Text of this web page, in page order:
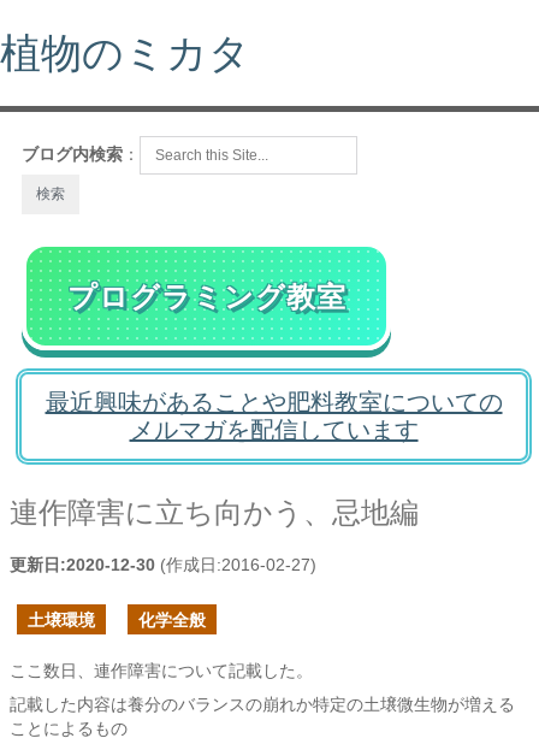
植物のミカタ
ブログ内検索 ：
プログラミング教室
最近興味があることや肥料教室についての
メルマガを配信しています
連作障害に立ち向かう、忌地編
更新日:2020-12-30 (作成日:2016-02-27)
土壌環境 化学全般
ここ数日、連作障害について記載した。
記載した内容は養分のバランスの崩れか特定の土壌微生物が増える
ことによるもの